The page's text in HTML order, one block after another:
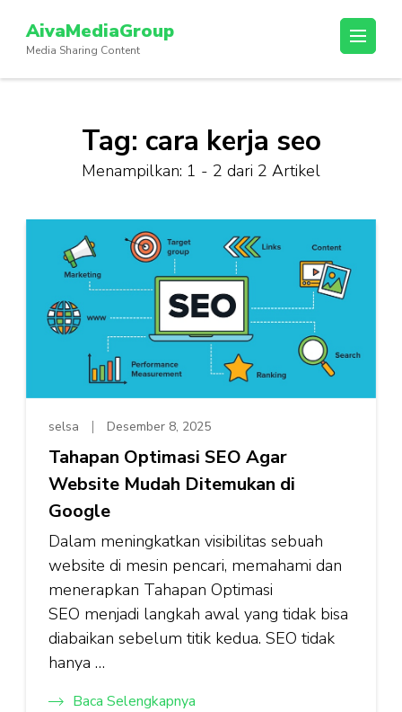
konten
(Tekan
AivaMediaGroup
Media Sharing Content
Tag: cara kerja seo
Menampilkan: 1 - 2 dari 2 Artikel
selsa Desember 8, 2025
Tahapan Optimasi SEO Agar
Website Mudah Ditemukan di
Google
Dalam meningkatkan visibilitas sebuah
website di mesin pencari, memahami dan
menerapkan Tahapan Optimasi
SEO menjadi langkah awal yang tidak bisa
diabaikan sebelum titik kedua. SEO tidak
hanya …
Baca Selengkapnya